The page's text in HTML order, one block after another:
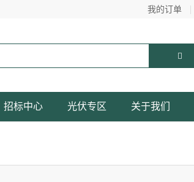
我的订单
招标中心 光伏专区 关于我们